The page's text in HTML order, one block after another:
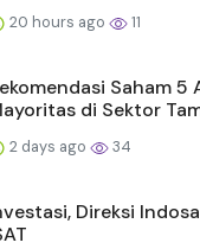
20 hours ago 11
Saham
di Sektor
2 days ago 34
Direksi